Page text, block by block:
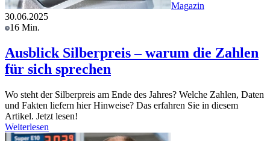
Magazin
30.06.2025
16 Min.
Ausblick Silberpreis – warum die Zahlen
für sich sprechen
Wo steht der Silberpreis am Ende des Jahres? Welche Zahlen, Daten
und Fakten liefern hier Hinweise? Das erfahren Sie in diesem
Artikel. Jetzt lesen!
Weiterlesen